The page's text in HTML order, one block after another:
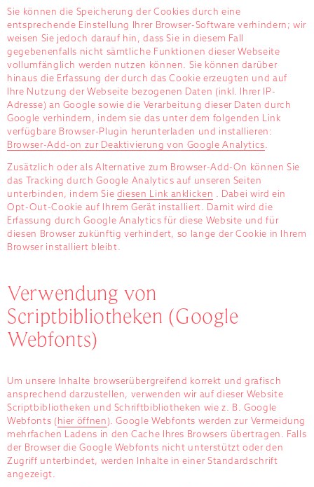
Sie können die Speicherung der Cookies durch eine
entsprechende Einstellung Ihrer Browser-Software verhindern; wir
weisen Sie jedoch darauf hin, dass Sie in diesem Fall
gegebenenfalls nicht sämtliche Funktionen dieser Webseite
vollumfänglich werden nutzen können. Sie können darüber
hinaus die Erfassung der durch das Cookie erzeugten und auf
Ihre Nutzung der Webseite bezogenen Daten (inkl. Ihrer IP-
Adresse) an Google sowie die Verarbeitung dieser Daten durch
Google verhindern, indem sie das unter dem folgenden Link
verfügbare Browser-Plugin herunterladen und installieren:
Browser-Add-on zur Deaktivierung von Google Analytics.
Zusätzlich oder als Alternative zum Browser-Add-On können Sie
das Tracking durch Google Analytics auf unseren Seiten
unterbinden, indem Sie diesen Link anklicken . Dabei wird ein
Opt-Out-Cookie auf Ihrem Gerät installiert. Damit wird die
Erfassung durch Google Analytics für diese Website und für
diesen Browser zukünftig verhindert, so lange der Cookie in Ihrem
Browser installiert bleibt.
Verwendung von
Scriptbibliotheken (Google
Webfonts)
Um unsere Inhalte browserübergreifend korrekt und grafisch
ansprechend darzustellen, verwenden wir auf dieser Website
Scriptbibliotheken und Schriftbibliotheken wie z. B. Google
Webfonts ( hier öffnen ). Google Webfonts werden zur Vermeidung
mehrfachen Ladens in den Cache Ihres Browsers übertragen. Falls
der Browser die Google Webfonts nicht unterstützt oder den
Zugriff unterbindet, werden Inhalte in einer Standardschrift
angezeigt.